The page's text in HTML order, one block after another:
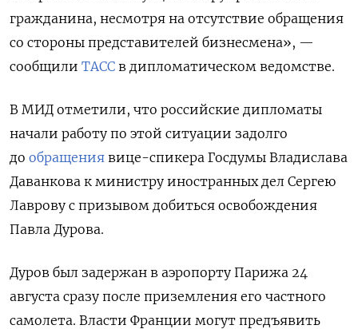
гражданина, несмотря на отсутствие обращения
со стороны представителей бизнесмена», —
сообщили ТАСС в дипломатическом ведомстве.
В МИД отметили, что российские дипломаты
начали работу по этой ситуации задолго
до обращения вице-спикера Госдумы Владислава
Даванкова к министру иностранных дел Сергею
Лаврову с призывом добиться освобождения
Павла Дурова.
Дуров был задержан в аэропорту Парижа 24
августа сразу после приземления его частного
самолета. Власти Франции могут предъявить